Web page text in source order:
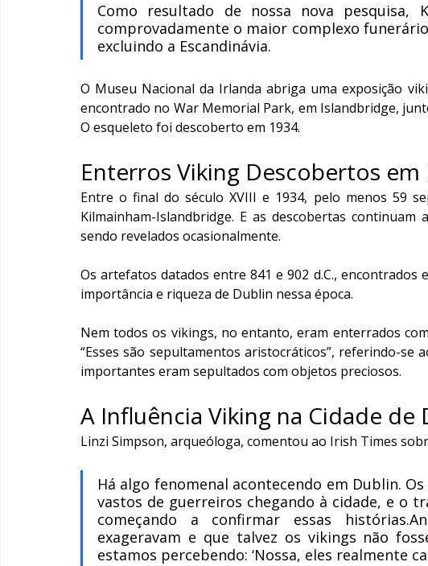
Como resultado de nossa nova pesquisa,
comprovadamente o maior complexo
excluindo a Escandinávia.
O Museu Nacional da Irlanda abriga uma exposição
encontrado no War Memorial Park, em Islandbridge,
O esqueleto foi descoberto em 1934.
Enterros Viking Descobertos em
Entre o final do século XVIII e 1934, pelo menos 59
Kilmainham-Islandbridge. E as descobertas
sendo revelados ocasionalmente.
Os artefatos datados entre 841 e 902 d.C., encontrados
importância e riqueza de Dublin nessa época.
Nem todos os vikings, no entanto, eram enterrados
“Esses são sepultamentos aristocráticos”, referindo-
importantes eram sepultados com objetos preciosos.
A Influência Viking na Cidade de
Linzi Simpson, arqueóloga, comentou ao Irish Times
Há algo fenomenal acontecendo em Dublin.
vastos de guerreiros chegando à cidade, e o
começando a confirmar essas
exageravam e que talvez os vikings não
estamos percebendo: ‘Nossa, eles realmente